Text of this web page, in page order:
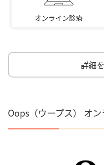
詳細
Oops（ウープス） オ